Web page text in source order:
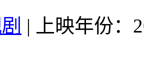
|
上映年份：